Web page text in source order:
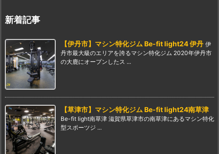
新着記事
【伊丹市】マシン特化ジム Be-fit light24 伊丹 伊
丹市最大級のエリアを誇るマシン特化ジム 2020年伊丹市
の大鹿にオープンしたス ...
【草津市】マシン特化ジム Be-fit light24南草津
Be-fit light南草津 滋賀県草津市の南草津にあるマシン特化
型スポーツジ ...